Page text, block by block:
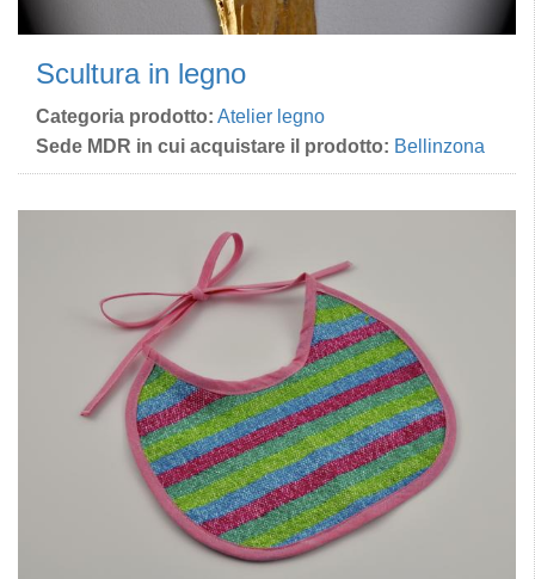
Scultura in legno
Categoria prodotto: Atelier legno
Sede MDR in cui acquistare il prodotto: Bellinzona